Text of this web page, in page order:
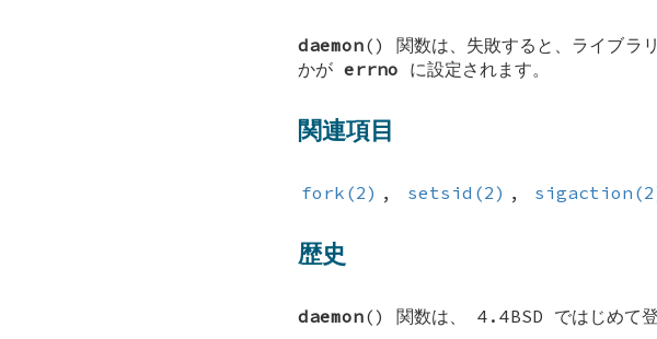
daemon() 関数は、失敗すると、ライブラ
かが errno に設定されます。
関連項目
fork(2) , setsid(2) ,
歴史
daemon() 関数は、 4.4BSD ではじめて